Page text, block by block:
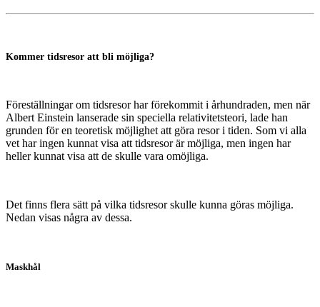
Kommer tidsresor att bli möjliga?
Föreställningar om tidsresor har förekommit i århundraden, men när
Albert Einstein lanserade sin speciella relativitetsteori, lade han
grunden för en teoretisk möjlighet att göra resor i tiden. Som vi alla
vet har ingen kunnat visa att tidsresor är möjliga, men ingen har
heller kunnat visa att de skulle vara omöjliga.
Det finns flera sätt på vilka tidsresor skulle kunna göras möjliga.
Nedan visas några av dessa.
Maskhål